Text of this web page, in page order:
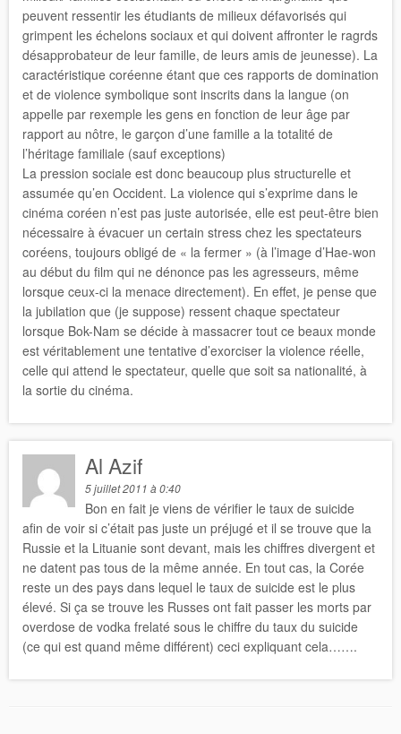
peuvent ressentir les étudiants de milieux défavorisés qui
grimpent les échelons sociaux et qui doivent affronter le ragrds
désapprobateur de leur famille, de leurs amis de jeunesse). La
caractéristique coréenne étant que ces rapports de domination
et de violence symbolique sont inscrits dans la langue (on
appelle par rexemple les gens en fonction de leur âge par
rapport au nôtre, le garçon d’une famille a la totalité de
l’héritage familiale (sauf exceptions)
La pression sociale est donc beaucoup plus structurelle et
assumée qu’en Occident. La violence qui s’exprime dans le
cinéma coréen n’est pas juste autorisée, elle est peut-être bien
nécessaire à évacuer un certain stress chez les spectateurs
coréens, toujours obligé de « la fermer » (à l’image d’Hae-won
au début du film qui ne dénonce pas les agresseurs, même
lorsque ceux-ci la menace directement). En effet, je pense que
la jubilation que (je suppose) ressent chaque spectateur
lorsque Bok-Nam se décide à massacrer tout ce beaux monde
est véritablement une tentative d’exorciser la violence réelle,
celle qui attend le spectateur, quelle que soit sa nationalité, à
la sortie du cinéma.
Al Azif
5 juillet 2011 à 0:40
Bon en fait je viens de vérifier le taux de suicide
afin de voir si c’était pas juste un préjugé et il se trouve que la
Russie et la Lituanie sont devant, mais les chiffres divergent et
ne datent pas tous de la même année. En tout cas, la Corée
reste un des pays dans lequel le taux de suicide est le plus
élevé. Si ça se trouve les Russes ont fait passer les morts par
overdose de vodka frelaté sous le chiffre du taux du suicide
(ce qui est quand même différent) ceci expliquant cela…….